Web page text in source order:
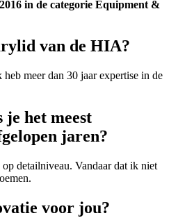
in de categorie Equipment &
van de HIA?
meer dan 30 jaar expertise in de
het meest
jaren?
detailniveau. Vandaar dat ik niet
voor jou?